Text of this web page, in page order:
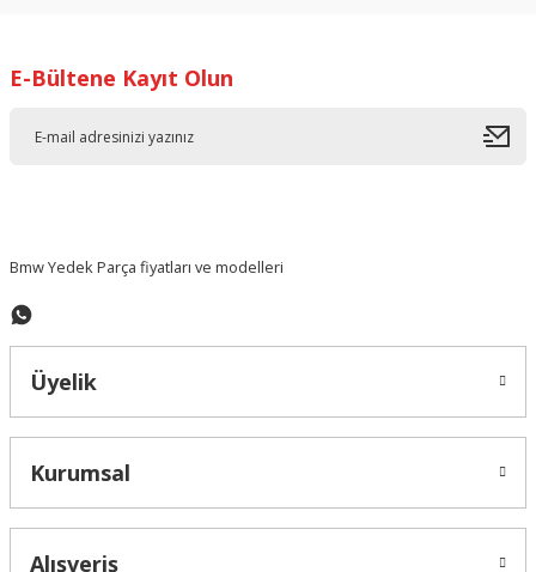
Ürün resmi kalitesiz, bozuk veya görüntülenemiyor.
E-Bültene Kayıt Olun
Bmw Yedek Parça fiyatları ve modelleri
Üyelik
Kurumsal
Alışveriş